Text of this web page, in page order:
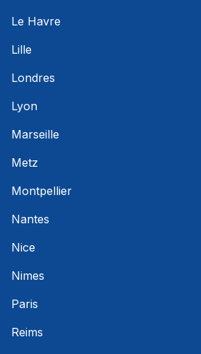
Le Havre
Lille
Londres
Lyon
Marseille
Metz
Montpellier
Nantes
Nice
Nimes
Paris
Reims